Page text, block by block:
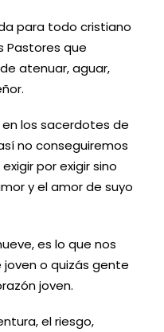
para todo cristiano
Pastores que
atenuar, aguar,
los sacerdotes de
no conseguiremos
por exigir sino
y el amor de suyo
es lo que nos
o quizás gente
joven.
el riesgo,